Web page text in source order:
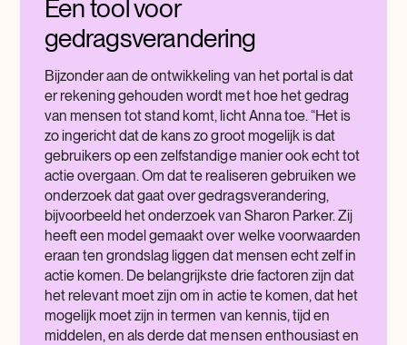
Een tool voor
gedragsverandering
Bijzonder aan de ontwikkeling van het portal is dat
er rekening gehouden wordt met hoe het gedrag
van mensen tot stand komt, licht Anna toe. “Het is
zo ingericht dat de kans zo groot mogelijk is dat
gebruikers op een zelfstandige manier ook echt tot
actie overgaan. Om dat te realiseren gebruiken we
onderzoek dat gaat over gedragsverandering,
bijvoorbeeld het onderzoek van Sharon Parker. Zij
heeft een model gemaakt over welke voorwaarden
eraan ten grondslag liggen dat mensen echt zelf in
actie komen. De belangrijkste drie factoren zijn dat
het relevant moet zijn om in actie te komen, dat het
mogelijk moet zijn in termen van kennis, tijd en
middelen, en als derde dat mensen enthousiast en